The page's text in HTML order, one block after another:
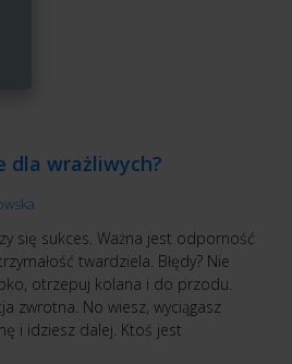
dla wrażliwych?
się sukces. Ważna jest odporność
twardziela. Błędy? Nie
otrzepuj kolana i do przodu.
zwrotna. No wiesz, wyciągasz
i idziesz dalej. Ktoś jest